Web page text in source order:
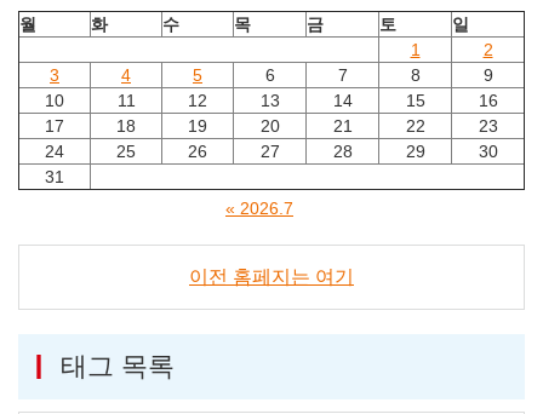
월
화 수 목 금 토
일
1
2
3
4 5 6 7 8
9
10
11 12 13 14 15
16
17
18 19 20 21 22
23
24
25 26 27 28 29
30
31
« 2026.7
이전 홈페지는 여기
태그 목록